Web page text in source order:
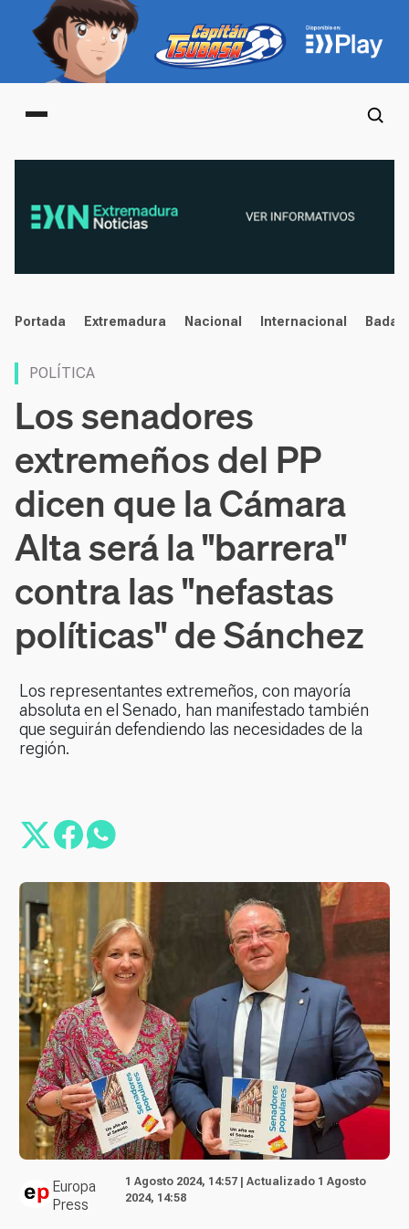
Main menu
noticias
Portada Extremadura Nacional Internacional
POLÍTICA
Los senadores
extremeños del PP
dicen que la Cámara
Alta será la "barrera"
contra las "nefastas
políticas" de Sánchez
Los representantes extremeños, con mayoría
absoluta en el Senado, han manifestado también
que seguirán defendiendo las necesidades de la
región.
Europa
Press
1 Agosto 2024, 14:57 | Actualizado 1 Agosto
2024, 14:58